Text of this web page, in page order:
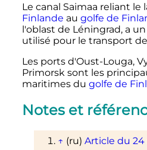
Le canal Saimaa reliant le
Finlande au golfe de
l'oblast de Léningrad, a
utilisé pour le transport
Les ports d'Oust-Louga,
Primorsk sont les
maritimes du golfe de
Notes et
↑ (ru) Article du 24